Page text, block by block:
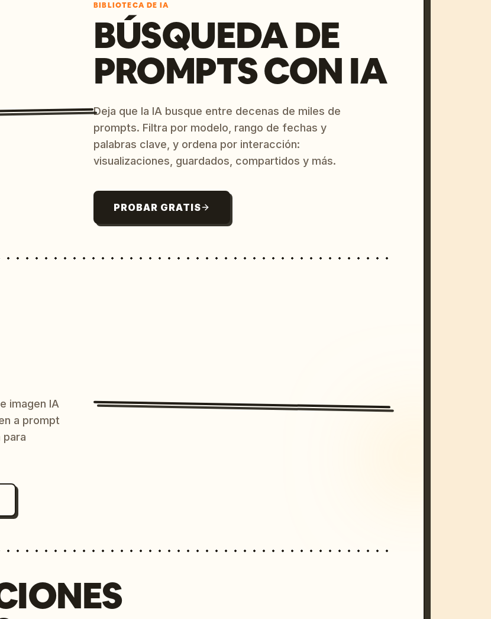
BIBLIOTECA DE IA
BÚSQUEDA DE
PROMPTS CON IA
Deja que la IA busque entre decenas de miles de
prompts. Filtra por modelo, rango de fechas y
palabras clave, y ordena por interacción:
visualizaciones, guardados, compartidos y más.
PROBAR GRATIS
imagen IA
a prompt
para